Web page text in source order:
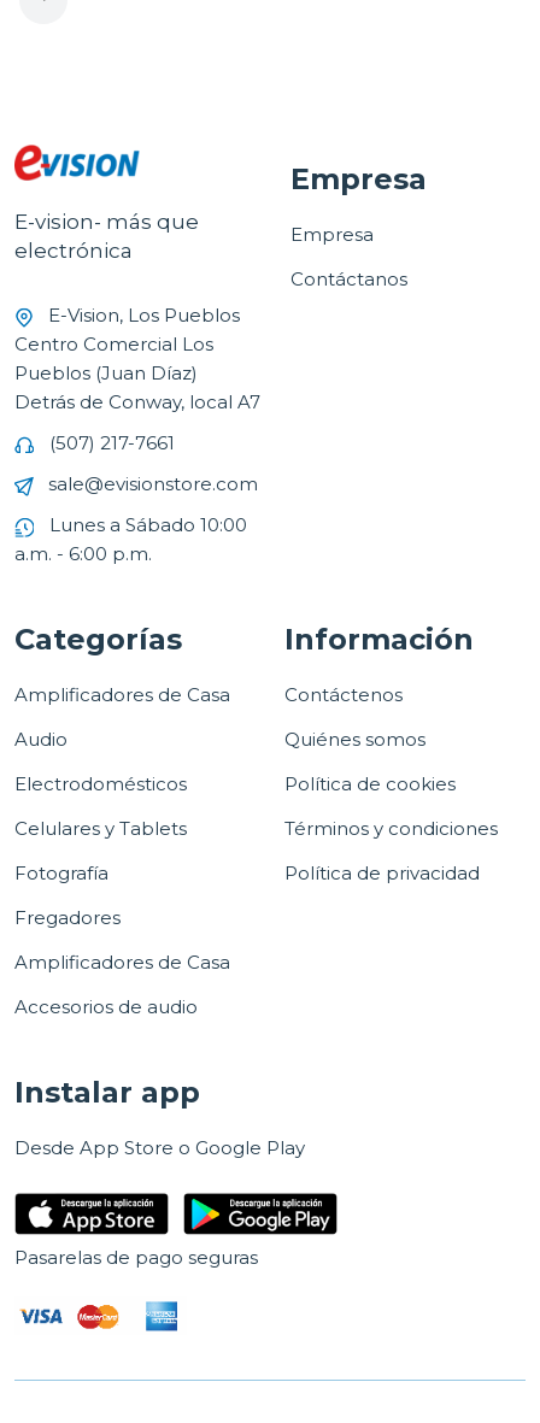
E-vision- más que
electrónica
E-Vision, Los Pueblos
Centro Comercial Los
Pueblos (Juan Díaz)
Detrás de Conway, local A7
(507) 217-7661
sale@evisionstore.com
Lunes a Sábado 10:00
a.m. - 6:00 p.m.
Empresa
Empresa
Contáctanos
Categorías
Amplificadores de Casa
Audio
Electrodomésticos
Celulares y Tablets
Fotografía
Fregadores
Amplificadores de Casa
Accesorios de audio
Información
Contáctenos
Quiénes somos
Política de cookies
Términos y condiciones
Política de privacidad
Instalar app
Desde App Store o Google Play
Pasarelas de pago seguras